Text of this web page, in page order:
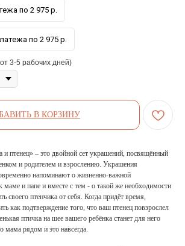
по 2 975 р.
по 2 975 р.
3-5 рабочих дней)
В КОРЗИНУ
и птенец» – это двойной сет украшений, посвящённый
и родителем и взрослению. Украшения
напоминают о жизненно-важной
маме и папе и вместе с тем - о такой же необходимости
своего птенчика от себя. Когда придёт время,
как подтверждение того, что ваш птенец повзрослел
птичка на шее вашего ребёнка станет для него
мама рядом и это навсегда.